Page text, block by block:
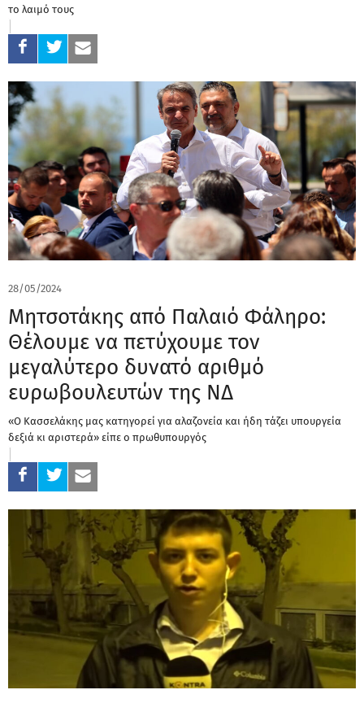
το λαιμό τους
28/05/2024
Μητσοτάκης από Παλαιό Φάληρο:
Θέλουμε να πετύχουμε τον
μεγαλύτερο δυνατό αριθμό
ευρωβουλευτών της ΝΔ
«Ο Κασσελάκης μας κατηγορεί για αλαζονεία και ήδη τάζει υπουργεία
δεξιά κι αριστερά» είπε ο πρωθυπουργός